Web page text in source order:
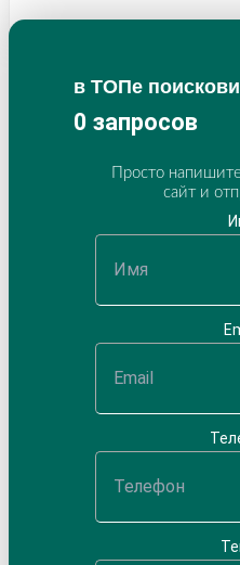
в ТОПе
0 запросов
Просто
сайт и